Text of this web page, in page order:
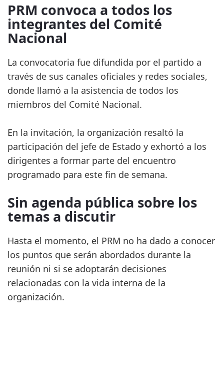
PRM convoca a todos los
integrantes del Comité
Nacional
La convocatoria fue difundida por el partido a
través de sus canales oficiales y redes sociales,
donde llamó a la asistencia de todos los
miembros del Comité Nacional.
En la invitación, la organización resaltó la
participación del jefe de Estado y exhortó a los
dirigentes a formar parte del encuentro
programado para este fin de semana.
Sin agenda pública sobre los
temas a discutir
Hasta el momento, el PRM no ha dado a conocer
los puntos que serán abordados durante la
reunión ni si se adoptarán decisiones
relacionadas con la vida interna de la
organización.